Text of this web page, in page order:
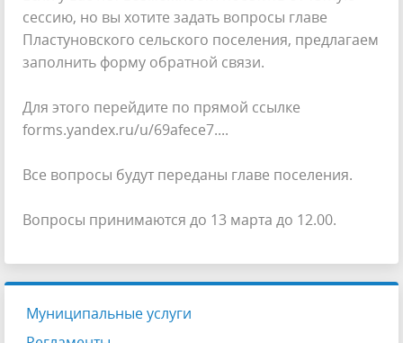
сессию, но вы хотите задать вопросы главе
Пластуновского сельского поселения, предлагаем
заполнить форму обратной связи.
Для этого перейдите по прямой ссылке
forms.yandex.ru/u/69afece7....
Все вопросы будут переданы главе поселения.
Вопросы принимаются до 13 марта до 12.00.
Муниципальные услуги